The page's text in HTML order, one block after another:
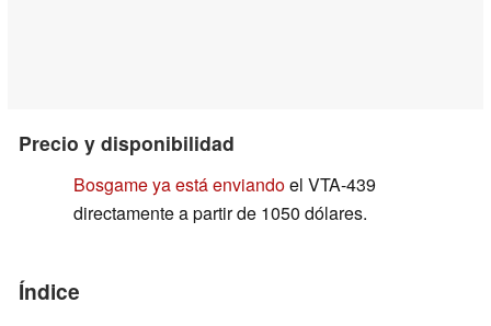
Precio y disponibilidad
Bosgame ya está enviandoel VTA-439
directamente a partir de 1050 dólares.
Índice